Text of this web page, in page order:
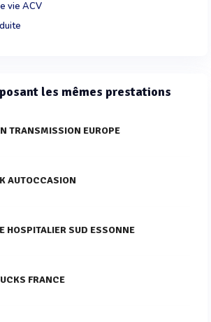
vie ACV
les mêmes prestations
TRANSMISSION EUROPE
AUTOCCASION
HOSPITALIER SUD ESSONNE
FRANCE